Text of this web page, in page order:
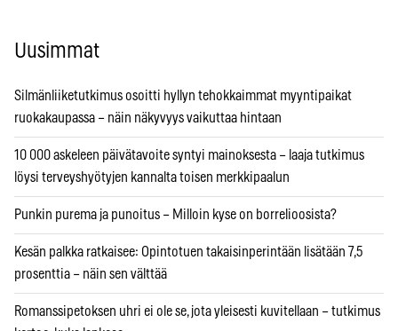
Uusimmat
Silmänliiketutkimus osoitti hyllyn tehokkaimmat myyntipaikat
ruokakaupassa – näin näkyvyys vaikuttaa hintaan
10 000 askeleen päivätavoite syntyi mainoksesta – laaja tutkimus
löysi terveyshyötyjen kannalta toisen merkkipaalun
Punkin purema ja punoitus – Milloin kyse on borrelioosista?
Kesän palkka ratkaisee: Opintotuen takaisinperintään lisätään 7,5
prosenttia – näin sen välttää
Romanssipetoksen uhri ei ole se, jota yleisesti kuvitellaan – tutkimus